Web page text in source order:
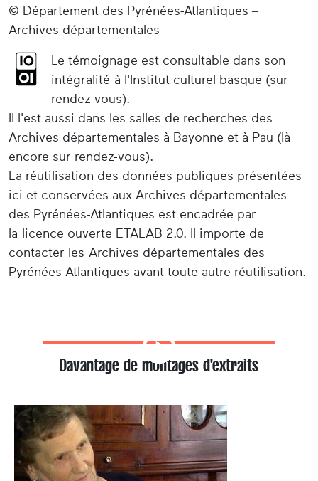
© Département des Pyrénées-Atlantiques –
Archives départementales
Le témoignage est consultable dans son
intégralité à l'Institut culturel basque (sur
rendez-vous).
Il l'est aussi dans les salles de recherches des
Archives départementales à Bayonne et à Pau (là
encore sur rendez-vous).
La réutilisation des données publiques présentées
ici et conservées aux Archives départementales
des Pyrénées-Atlantiques est encadrée par
la licence ouverte ETALAB 2.0. Il importe de
contacter les Archives départementales des
Pyrénées-Atlantiques avant toute autre réutilisation.
Davantage de montages d'extraits